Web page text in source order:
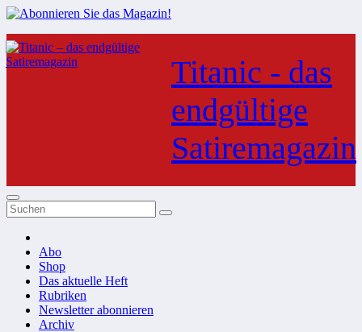
Zum
Inhalt
springen
Titanic - das
endgültige
Satiremagazin
Abo
Shop
Das aktuelle Heft
Rubriken
Newsletter abonnieren
Archiv